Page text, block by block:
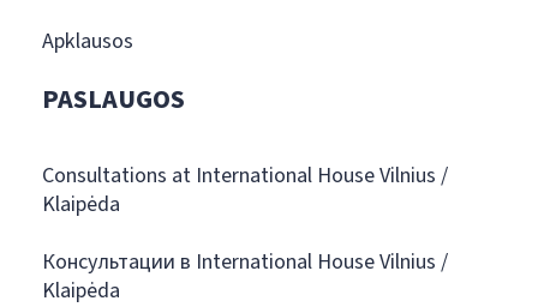
Apklausos
PASLAUGOS
Consultations at International House Vilnius /
Klaipėda
Консультации в International House Vilnius /
Klaipėda